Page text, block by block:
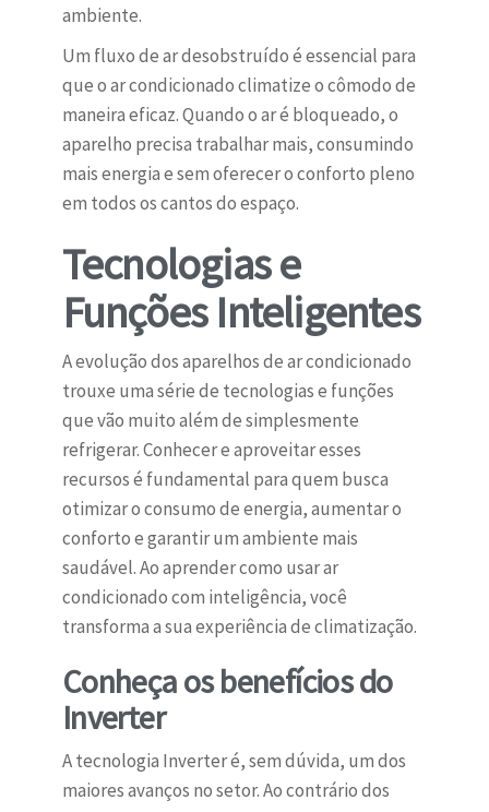
ambiente.
Um fluxo de ar desobstruído é essencial para
que o ar condicionado climatize o cômodo de
maneira eficaz. Quando o ar é bloqueado, o
aparelho precisa trabalhar mais, consumindo
mais energia e sem oferecer o conforto pleno
em todos os cantos do espaço.
Tecnologias e
Funções Inteligentes
A evolução dos aparelhos de ar condicionado
trouxe uma série de tecnologias e funções
que vão muito além de simplesmente
refrigerar. Conhecer e aproveitar esses
recursos é fundamental para quem busca
otimizar o consumo de energia, aumentar o
conforto e garantir um ambiente mais
saudável. Ao aprender como usar ar
condicionado com inteligência, você
transforma a sua experiência de climatização.
Conheça os benefícios do
Inverter
A tecnologia Inverter é, sem dúvida, um dos
maiores avanços no setor. Ao contrário dos